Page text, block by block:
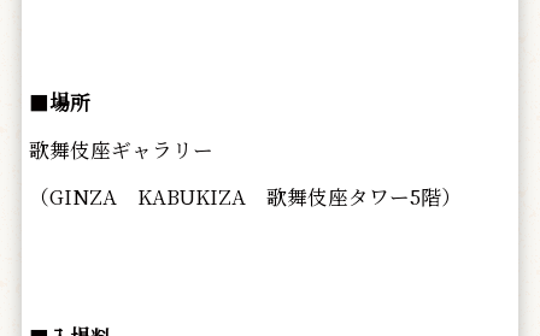
■場所
歌舞伎座ギャラリー
（GINZA KABUKIZA 歌舞伎座タワー5階）